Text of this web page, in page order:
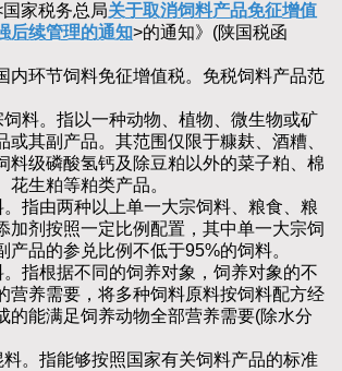
家税务总局关于取消饲料产品免征增值
后续管理的通知>的通知》(陕国税函
环节饲料免征增值税。免税饲料产品范
。指以一种动物、植物、微生物或矿
或其副产品。其范围仅限于糠麸、酒糟、
料级磷酸氢钙及除豆粕以外的菜子粕、棉
花生粕等粕类产品。
由两种以上单一大宗饲料、粮食、粮
加剂按照一定比例配置，其中单一大宗饲
产品的参兑比例不低于95%的饲料。
根据不同的饲养对象，饲养对象的不
营养需要，将多种饲料原料按饲料配方经
的能满足饲养动物全部营养需要(除水分
指能够按照国家有关饲料产品的标准